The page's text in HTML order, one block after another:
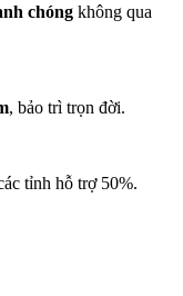
chóng không qua
, bảo trì trọn đời.
tỉnh hỗ trợ 50%.